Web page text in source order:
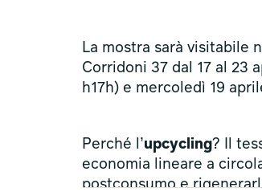
La mostra sarà visitabile
Corridoni 37 dal 17 al 23
h17h) e mercoledì 19
Perché l’upcycling? Il
economia lineare a
postconsumo e